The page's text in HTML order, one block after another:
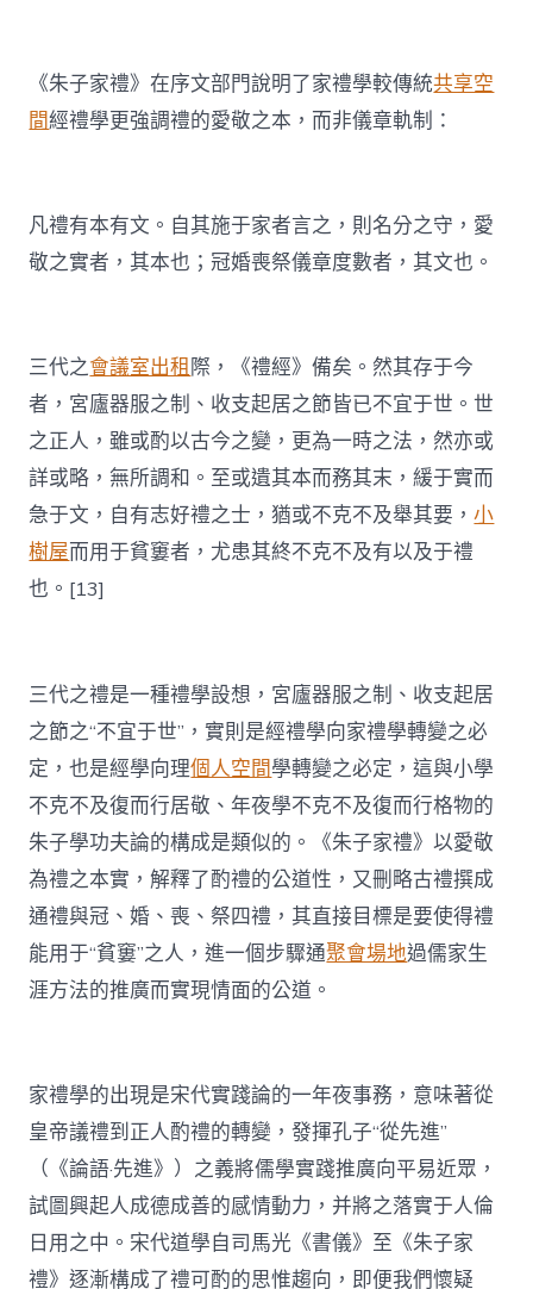
《朱子家禮》在序文部門說明了家禮學較傳統共享空
間經禮學更強調禮的愛敬之本，而非儀章軌制：
凡禮有本有文。自其施于家者言之，則名分之守，愛
敬之實者，其本也；冠婚喪祭儀章度數者，其文也。
三代之會議室出租際，《禮經》備矣。然其存于今
者，宮廬器服之制、收支起居之節皆已不宜于世。世
之正人，雖或酌以古今之變，更為一時之法，然亦或
詳或略，無所調和。至或遺其本而務其末，緩于實而
急于文，自有志好禮之士，猶或不克不及舉其要，小
樹屋而用于貧窶者，尤患其終不克不及有以及于禮
也。[13]
三代之禮是一種禮學設想，宮廬器服之制、收支起居
之節之“不宜于世”，實則是經禮學向家禮學轉變之必
定，也是經學向理個人空間學轉變之必定，這與小學
不克不及復而行居敬、年夜學不克不及復而行格物的
朱子學功夫論的構成是類似的。《朱子家禮》以愛敬
為禮之本實，解釋了酌禮的公道性，又刪略古禮撰成
通禮與冠、婚、喪、祭四禮，其直接目標是要使得禮
能用于“貧窶”之人，進一個步驟通聚會場地過儒家生
涯方法的推廣而實現情面的公道。
家禮學的出現是宋代實踐論的一年夜事務，意味著從
皇帝議禮到正人酌禮的轉變，發揮孔子“從先進”
（《論語·先進》）之義將儒學實踐推廣向平易近眾，
試圖興起人成德成善的感情動力，并將之落實于人倫
日用之中。宋代道學自司馬光《書儀》至《朱子家
禮》逐漸構成了禮可酌的思惟趨向，即便我們懷疑